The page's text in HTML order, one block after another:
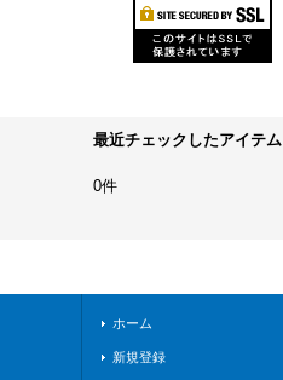
最近チェックしたアイテム
0件
ホーム
新規登録